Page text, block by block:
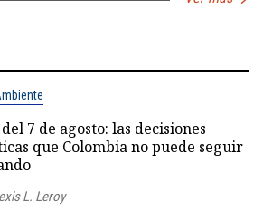
7 de agosto: las decisiones
que Colombia no puede seguir
L. Leroy